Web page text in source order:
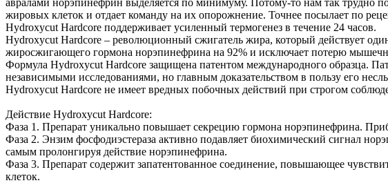
жировых клеток и отдает команду на их опорожнение. Точнее посылает по
Hydroxycut Hardcore поддерживает усиленный термогенез в течение 24 часов.
Hydroxycut Hardcore – революционный сжигатель жира, который действует
жиросжигающего гормона норэпинефрина на 92% и исключает потерю
Формула Hydroxycut Hardcore защищена патентом международного образца.
независимыми исследованиями, но главным доказательством в пользу его
Hydroxycut Hardcore не имеет вредных побочных действий при строгом
Действие Hydroxycut Hardcore:
Фаза 1. Препарат уникально повышает секрецию гормона норэпинефрина.
Фаза 2. Энзим фосфодиэстераза активно подавляет биохимический сигнал
самым пролонгируя действие норэпинефрина.
Фаза 3. Препарат содержит запатентованное соединение, повышающее
клеток.